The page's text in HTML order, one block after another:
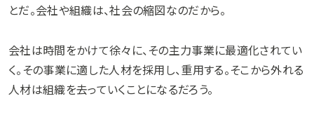
とだ。会社や組織は、社会の縮図なのだから。
会社は時間をかけて徐々に、その主力事業に最適化されてい
く。その事業に適した人材を採用し、重用する。そこから外れる
人材は組織を去っていくことになるだろう。